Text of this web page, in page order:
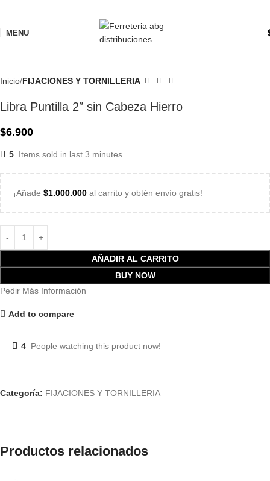
MENU
Inicio FIJACIONES Y TORNILLERIA
Libra Puntilla 2″ sin Cabeza Hierro
$6.900
5 Items sold in last 3 minutes
¡Añade $1.000.000 al carrito y obtén envío gratis!
AÑADIR AL CARRITO
BUY NOW
Pedir Más Información
Add to compare
4 People watching this product now!
Categoría: FIJACIONES Y TORNILLERIA
Productos relacionados